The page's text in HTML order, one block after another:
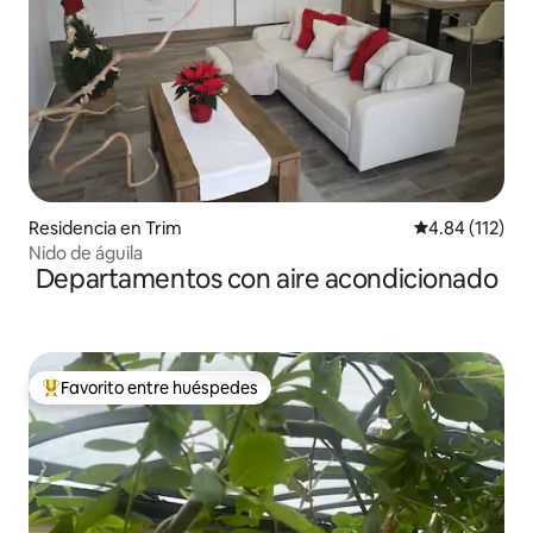
Residencia en Trim Calificación
4.84 (112)
Nido de águila
Departamentos con aire acondicionado
De los mejores en Favorito entre huéspedes
Favorito entre huéspedes